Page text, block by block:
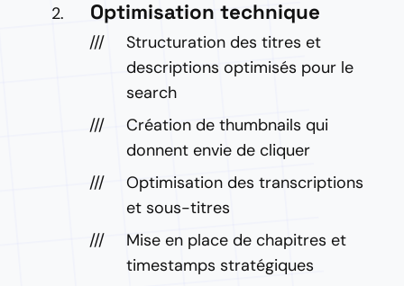
Optimisation technique
Structuration des titres et
descriptions optimisés pour le
search
Création de thumbnails qui
donnent envie de cliquer
Optimisation des transcriptions
et sous-titres
Mise en place de chapitres et
timestamps stratégiques